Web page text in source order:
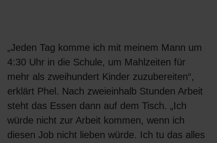
„Jeden Tag komme ich mit meinem Mann um
4:30 Uhr in die Schule, um Mahlzeiten für
mehr als zweihundert Kinder zuzubereiten“,
erklärt Phel. Nach zweieinhalb Stunden Arbeit
steht das Essen dann auf dem Tisch. „Ich
würde nicht zur Arbeit kommen, wenn ich
diesen Job nicht lieben würde. Ich tu das alles